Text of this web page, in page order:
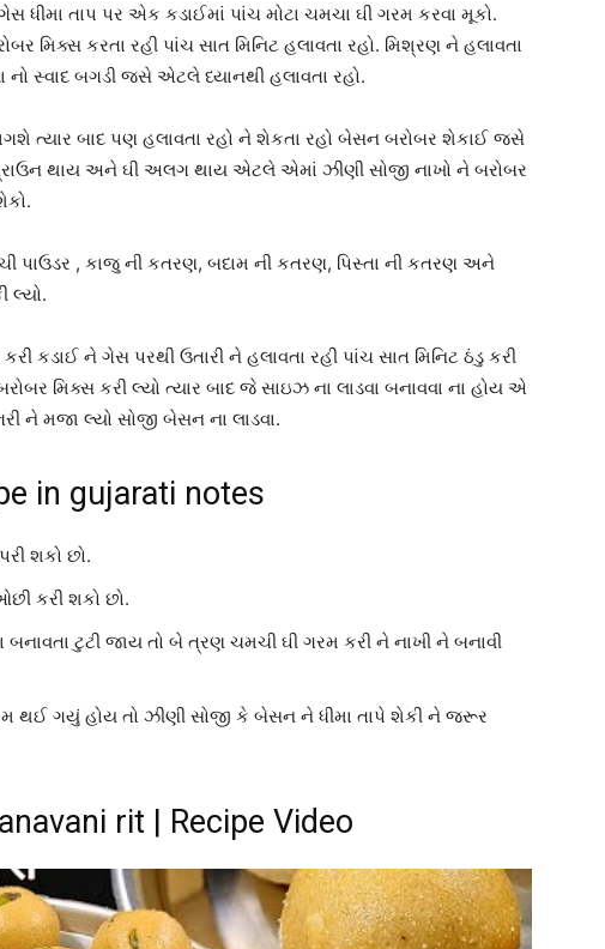
ધીમા તાપ પર એક કડાઈમાં પાંચ મોટા ચમચા ઘી ગરમ કરવા મૂકો.
મિક્સ કરતા રહી પાંચ સાત મિનિટ હલાવતા રહો. મિશ્રણ ને હલાવતા
નો સ્વાદ બગડી જસે એટલે ધ્યાનથી હલાવતા રહો.
ત્યાર બાદ પણ હલાવતા રહો ને શેકતા રહો બેસન બરોબર શેકાઈ જસે
થાય અને ઘી અલગ થાય એટલે એમાં ઝીણી સોજી નાખો ને બરોબર
, કાજુ ની કતરણ, બદામ ની કતરણ, પિસ્તા ની કતરણ અને
લ્યો.
કડાઈ ને ગેસ પરથી ઉતારી ને હલાવતા રહી પાંચ સાત મિનિટ ઠંડુ કરી
મિક્સ કરી લ્યો ત્યાર બાદ જે સાઇઝ ના લાડવા બનાવવા ના હોય એ
ને મજા લ્યો સોજી બેસન ના લાડવા.
in gujarati notes
શકો છો.
કરી શકો છો.
બનાવતા ટુટી જાય તો બે ત્રણ ચમચી ઘી ગરમ કરી ને નાખી ને બનાવી
થઈ ગયું હોય તો ઝીણી સોજી કે બેસન ને ધીમા તાપે શેકી ને જરૂર
rit | Recipe Video